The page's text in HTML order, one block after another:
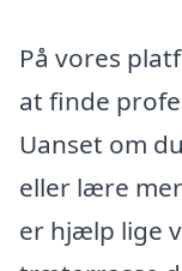
På vores
at finde
Uanset om
eller lære
er hjælp lige